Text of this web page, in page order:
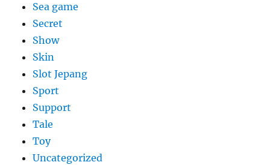
Sea game
Secret
Show
Skin
Slot Jepang
Sport
Support
Tale
Toy
Uncategorized